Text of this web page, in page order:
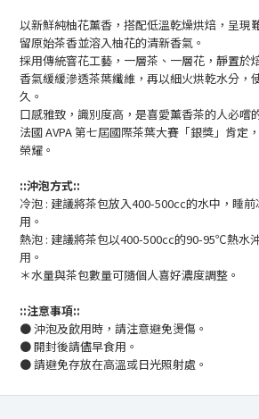
以新鮮純柚花薰香，搭配低溫乾燥烘焙，呈現
留原始茶香並溶入柚花的清新香氣。
採用傳統窨花工藝，一層茶、一層花，靜置於
香氣緩緩滲透茶葉纖維，再以細火烘乾水分，
久。
口感雅致，識別度高，是喜愛薰香茶的人必嚐
法國 AVPA 第七屆國際茶葉大賽「銀獎」肯定
榮耀。
::沖泡方式::
冷泡 : 建議將茶包放入400-500cc的水中，睡
用。
熱泡 : 建議將茶包以400-500cc的90-95℃熱水
用。
＊水量與茶包數量可隨個人喜好濃度調整。
::注意事項::
●沖泡及飲用時，請注意避免燙傷。
●開封後請儘早食用。
●請避免存放在高溫或日光照射處。